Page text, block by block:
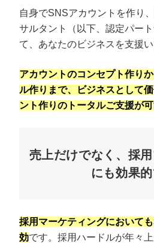
自身でSNSアカウントを作り
サルタント（以下、認定パー
て、あなたのビジネスを支援い
アカウントのコンセプト作り
ル作りまで、ビジネスとして
ント作りのトータルご支援が
売上だけでなく、採
にも効果
採用マーケティングにおいて
効です。採用ハードルが年々